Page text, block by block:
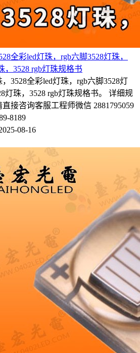
全彩led灯珠，rgb六脚3528灯珠，
，3528 rgb灯珠规格书
3528全彩led灯珠，rgb六脚3528灯
灯珠，3528 rgb灯珠规格书。 详细规
接咨询客服工程师微信 2881795059
8189
08-16